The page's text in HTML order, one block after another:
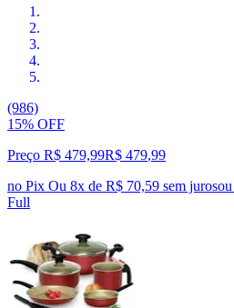
(986)
15% OFF
Preço R$ 479,99R$ 479,99
no Pix Ou 8x de R$ 70,59 sem jurosou
Full